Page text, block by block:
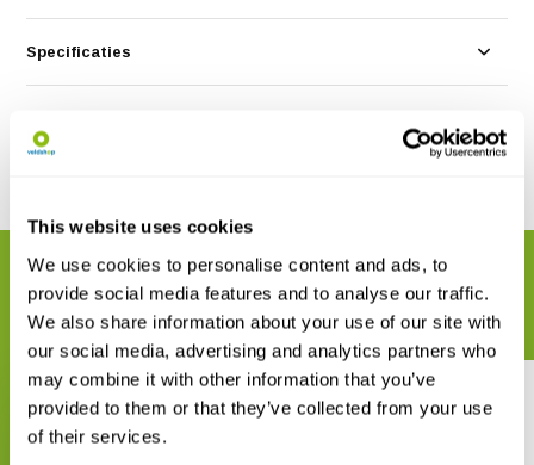
This website uses cookies
We use cookies to personalise content and ads, to
provide social media features and to analyse our traffic.
We also share information about your use of our site with
our social media, advertising and analytics partners who
may combine it with other information that you’ve
provided to them or that they’ve collected from your use
of their services.
Specificaties
GERELATEERDE PRODUCTEN
Maak uw bestelling compleet